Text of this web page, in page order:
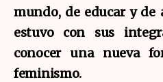
mundo, de educar y de
estuvo con sus
conocer una nueva
feminismo.